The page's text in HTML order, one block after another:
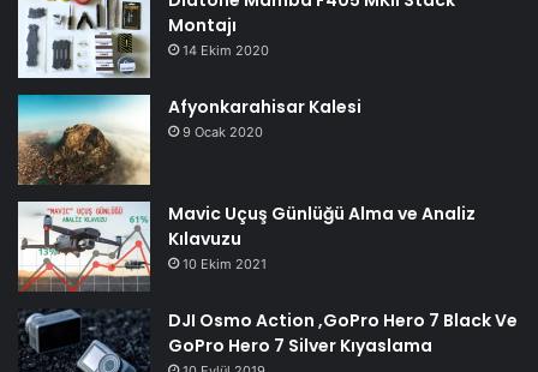
Montajı
14 Ekim 2020
Afyonkarahisar Kalesi
9 Ocak 2020
Mavic Uçuş Günlüğü Alma ve Analiz
Kılavuzu
10 Ekim 2021
DJI Osmo Action ,GoPro Hero 7 Black Ve
GoPro Hero 7 Silver Kıyaslama